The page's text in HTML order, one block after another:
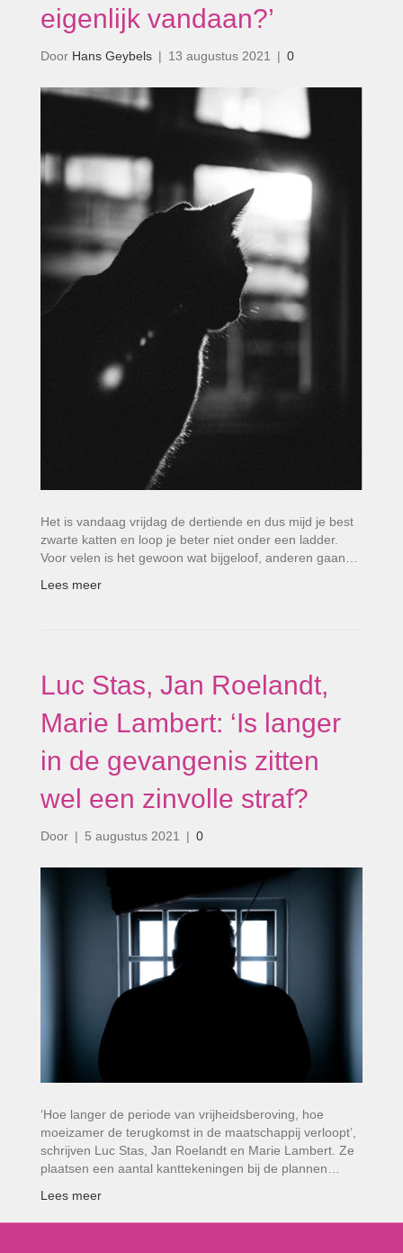
eigenlijk vandaan?’
Door Hans Geybels | 13 augustus 2021 | 0
Het is vandaag vrijdag de dertiende en dus mijd je best
zwarte katten en loop je beter niet onder een ladder.
Voor velen is het gewoon wat bijgeloof, anderen gaan…
Lees meer
Luc Stas, Jan Roelandt,
Marie Lambert: ‘Is langer
in de gevangenis zitten
wel een zinvolle straf?
Door | 5 augustus 2021 | 0
‘Hoe langer de periode van vrijheidsberoving, hoe
moeizamer de terugkomst in de maatschappij verloopt’,
schrijven Luc Stas, Jan Roelandt en Marie Lambert. Ze
plaatsen een aantal kanttekeningen bij de plannen…
Lees meer